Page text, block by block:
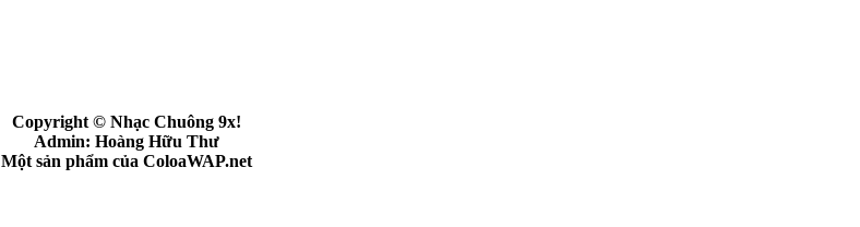
Copyright © Nhạc Chuông 9x!
Admin: Hoàng Hữu Thư
Một sản phẩm của ColoaWAP.net